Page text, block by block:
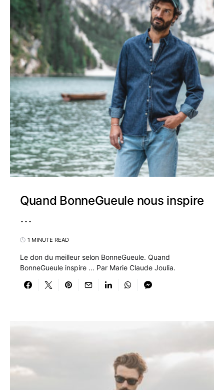
Quand BonneGueule nous inspire
…
1 MINUTE READ
Le don du meilleur selon BonneGueule. Quand
BonneGueule inspire ... Par Marie Claude Joulia.